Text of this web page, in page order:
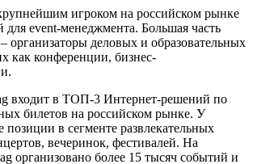
игроком на российском рынке
event-менеджмента. Большая часть
организаторы деловых и образовательных
как конференции, бизнес-
входит в ТОП-3 Интернет-решений по
билетов на российском рынке. У
в сегменте развлекательных
вечеринок, фестивалей. На
организовано более 15 тысяч событий и